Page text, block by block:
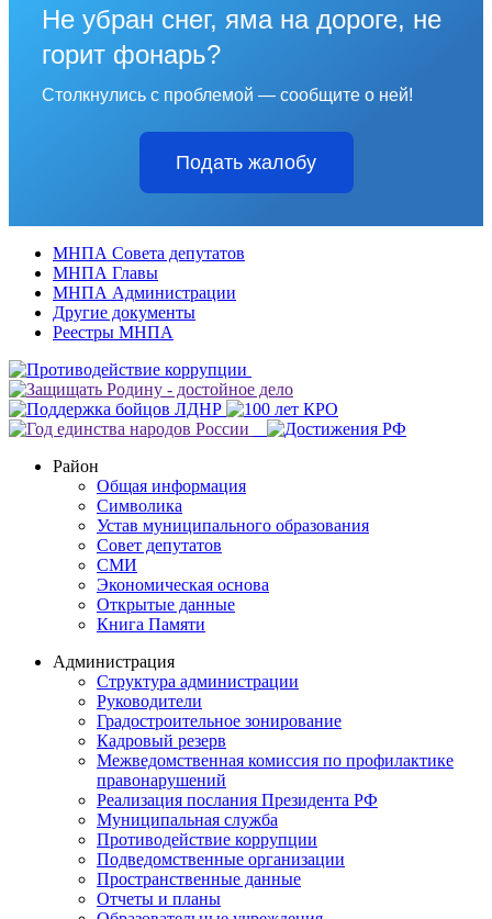
Не убран снег, яма на дороге, не
горит фонарь?
Столкнулись с проблемой — сообщите о ней!
Подать жалобу
МНПА Совета депутатов
МНПА Главы
МНПА Администрации
Другие документы
Реестры МНПА
Район
Общая информация
Символика
Устав муниципального образования
Совет депутатов
СМИ
Экономическая основа
Открытые данные
Книга Памяти
Администрация
Структура администрации
Руководители
Градостроительное зонирование
Кадровый резерв
Межведомственная комиссия по профилактике
правонарушений
Реализация послания Президента РФ
Муниципальная служба
Противодействие коррупции
Подведомственные организации
Пространственные данные
Отчеты и планы